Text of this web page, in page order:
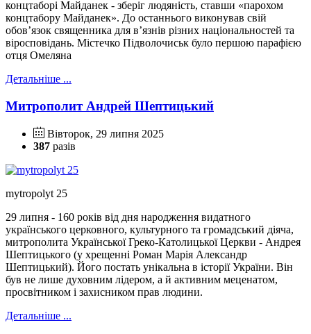
концтаборі Майданек - зберіг людяність, ставши «парохом
концтабору Майданек». До останнього виконував свій
обовʼязок священника для вʼязнів різних національностей та
віросповідань. Містечко Підволочиськ було першою парафією
отця Омеляна
Детальніше ...
Митрополит Андрей Шептицький
Вівторок, 29 липня 2025
387 разів
mytropolyt 25
29 липня - 160 років від дня народження видатного
українського церковного, культурного та громадський діяча,
митрополита Української Греко-Католицької Церкви - Андрея
Шептицького (у хрещенні Роман Марія Александр
Шептицький). Його постать унікальна в історії України. Він
був не лише духовним лідером, а й активним меценатом,
просвітником і захисником прав людини.
Детальніше ...